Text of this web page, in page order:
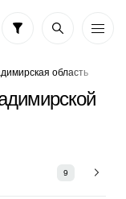
область
9